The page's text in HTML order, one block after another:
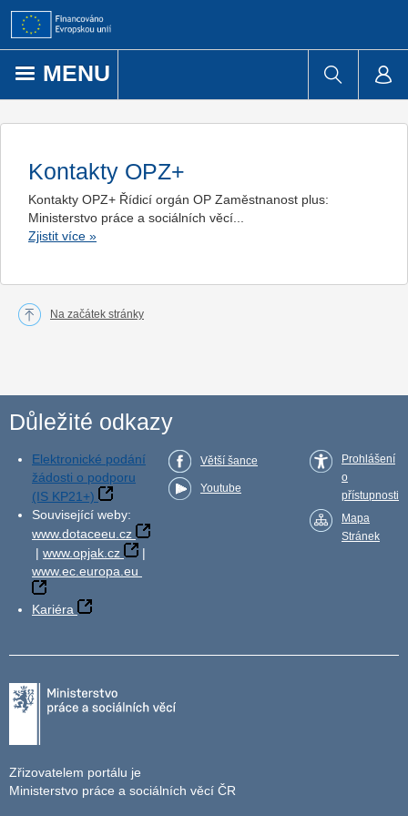
Přejít k obsahu
MENU
Kontakty OPZ+
Kontakty OPZ+ Řídicí orgán OP Zaměstnanost plus:
Ministerstvo práce a sociálních věcí...
Zjistit více »
Na začátek stránky
Důležité odkazy
Elektronické podání
žádosti o podporu
(IS KP21+)
Související weby:
www.dotaceeu.cz
| www.opjak.cz
|
www.ec.europa.eu
Kariéra
Větší šance
Youtube
Prohlášení
o
přístupnosti
Mapa
Stránek
Zřizovatelem portálu je
Ministerstvo práce a sociálních věcí ČR